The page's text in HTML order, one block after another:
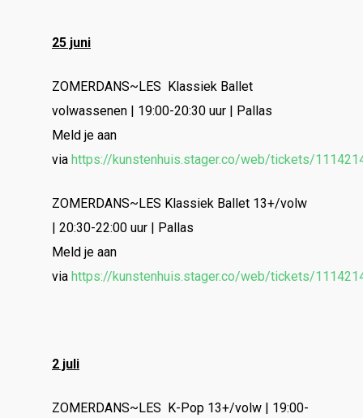
25 juni
ZOMERDANS~LES Klassiek Ballet
volwassenen | 19:00-20:30 uur | Pallas
Meld je aan
via https://kunstenhuis.stager.co/web/tickets/
ZOMERDANS~LES Klassiek Ballet 13+/volw
| 20:30-22:00 uur | Pallas
Meld je aan
via https://kunstenhuis.stager.co/web/tickets/
2 juli
ZOMERDANS~LES K-Pop 13+/volw | 19:00-